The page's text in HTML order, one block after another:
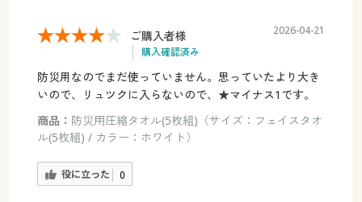
ご購入者様
購入確認済み
2026-04-21
防災用なのでまだ使っていません。思っていたより大き
いので、リュツクに入らないので、★マイナス1です。
商品： 防災用圧縮タオル(5枚組)（サイズ：フェイスタオ
ル(5枚組) / カラー：ホワイト）
役に立った 0